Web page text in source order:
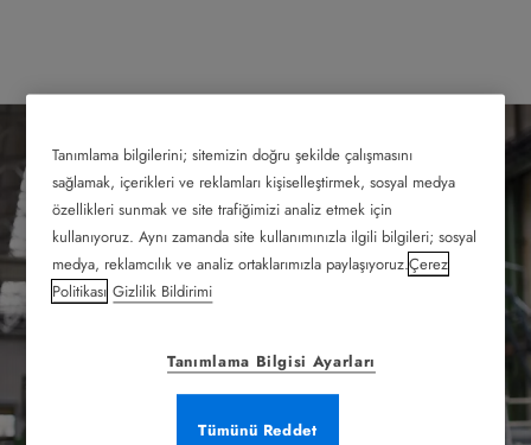
Distribütörler
Aracılığıyla Satışlar
Record olarak, otomatik kapı çözümlerimizi güvenilir
Tanımlama bilgilerini; sitemizin doğru şekilde çalışmasını
sağlamak, içerikleri ve reklamları kişiselleştirmek, sosyal medya
özellikleri sunmak ve site trafiğimizi analiz etmek için
kullanıyoruz. Aynı zamanda site kullanımınızla ilgili bilgileri; sosyal
medya, reklamcılık ve analiz ortaklarımızla paylaşıyoruz.Çerez
Politikası Gizlilik Bildirimi
Tanımlama Bilgisi Ayarları
Tümünü Reddet